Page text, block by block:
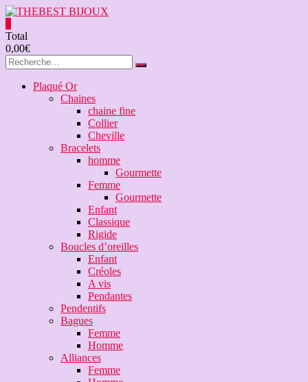
Aller
contenu
THEBEST
BIJOUX
BIJOUX
FANTAISIE
Total
0,00€
Plaqué Or
Chaines
chaine fine
Collier
Cheville
Bracelets
homme
Gourmette
Femme
Gourmette
Enfant
Classique
Rigide
Boucles d’oreilles
Enfant
Créoles
A vis
Pendantes
Pendentifs
Bagues
Femme
Homme
Alliances
Femme